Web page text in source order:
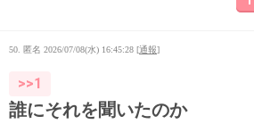
50. 匿名 2026/07/08(水) 16:45:28 [通報]
>>1
誰にそれを聞いたのか